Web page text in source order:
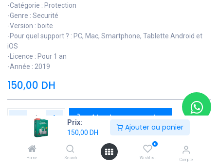
Prix:
150,00 DH
Ajouter au panier
Home Search
0
Wishlist Compte
-Catégorie : Protection
-Genre : Securité
-Version : boite
-Pour quel support ? : PC, Mac, Smartphone, Tablette Android et
iOS
-Licence : Pour 1 an
-Année : 2019
150,00 DH
Ajouter au panier
Ajouter à la liste de souhaits
Contactez Nous